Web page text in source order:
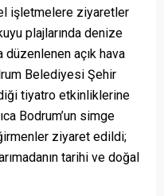
işletmelere ziyaretler
plajlarında denize
düzenlenen açık hava
Belediyesi Şehir
tiyatro etkinliklerine
Bodrum’un simge
ziyaret edildi;
tarihi ve doğal